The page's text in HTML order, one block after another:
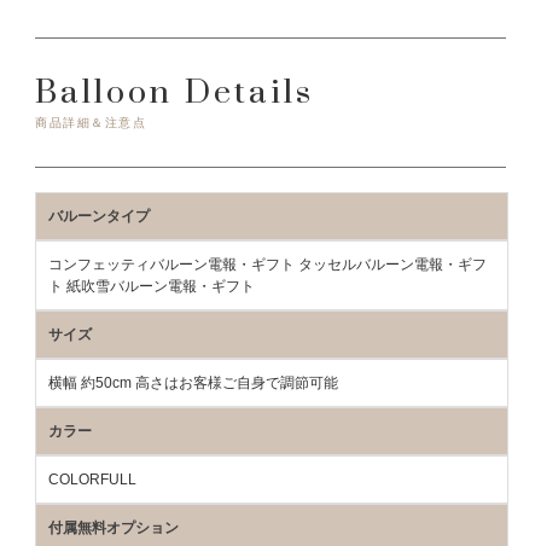
Balloon Details
商品詳細＆注意点
バルーンタイプ
コンフェッティバルーン電報・ギフト タッセルバルーン電報・ギフ
ト 紙吹雪バルーン電報・ギフト
サイズ
横幅 約50cm 高さはお客様ご自身で調節可能
カラー
COLORFULL
付属無料オプション